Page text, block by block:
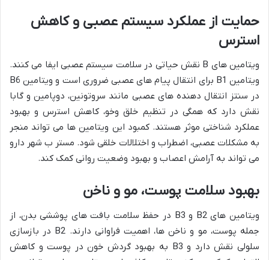
حمایت از عملکرد سیستم عصبی و کاهش
استرس
ویتامین های B نقش حیاتی در سلامت سیستم عصبی ایفا می کنند.
ویتامین B1 برای انتقال پیام های عصبی ضروری است و ویتامین B6
در سنتز انتقال دهنده های عصبی مانند سروتونین، دوپامین و گابا
نقش دارد که همگی در تنظیم خلق وخو، کاهش استرس و بهبود
عملکرد شناختی موثر هستند. کمبود این ویتامین ها می تواند منجر
به مشکلات عصبی، اضطراب و اختلالات خلقی شود. مستر ب شهر دارو
می تواند به آرامش اعصاب و بهبود وضعیت روانی کمک کند.
بهبود سلامت پوست، مو و ناخن
ویتامین های B2 و B3 در حفظ سلامت بافت های پوششی بدن، از
جمله پوست، مو و ناخن ها، اهمیت فراوانی دارند. B2 در بازسازی
سلولی نقش دارد و B3 به بهبود گردش خون در پوست و کاهش